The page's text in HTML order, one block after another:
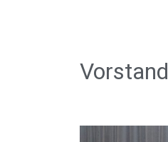
Vorstand